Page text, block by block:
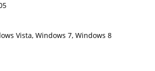
Vista, Windows 7, Windows 8